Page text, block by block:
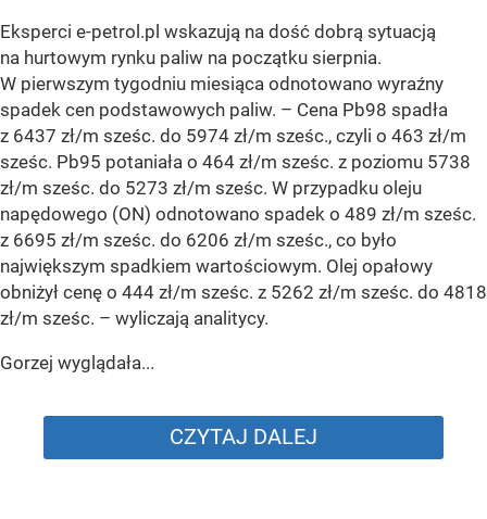
Eksperci e-petrol.pl wskazują na dość dobrą sytuacją
na hurtowym rynku paliw na początku sierpnia.
W pierwszym tygodniu miesiąca odnotowano wyraźny
spadek cen podstawowych paliw. – Cena Pb98 spadła
z 6437 zł/m sześc. do 5974 zł/m sześc., czyli o 463 zł/m
sześc. Pb95 potaniała o 464 zł/m sześc. z poziomu 5738
zł/m sześc. do 5273 zł/m sześc. W przypadku oleju
napędowego (ON) odnotowano spadek o 489 zł/m sześc.
z 6695 zł/m sześc. do 6206 zł/m sześc., co było
największym spadkiem wartościowym. Olej opałowy
obniżył cenę o 444 zł/m sześc. z 5262 zł/m sześc. do 4818
zł/m sześc. – wyliczają analitycy.
Gorzej wyglądała...
CZYTAJ DALEJ